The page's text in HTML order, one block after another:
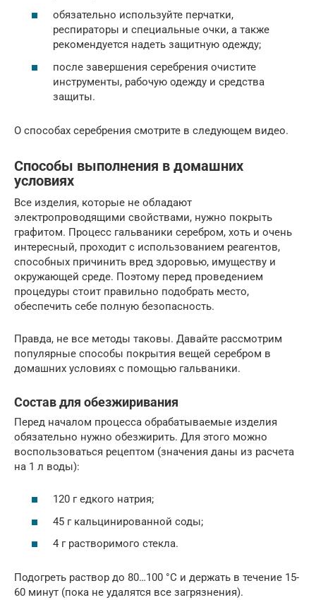
обязательно используйте перчатки,
респираторы и специальные очки, а также
рекомендуется надеть защитную одежду;
после завершения серебрения очистите
инструменты, рабочую одежду и средства
защиты.
О способах серебрения смотрите в следующем видео.
Способы выполнения в домашних
условиях
Все изделия, которые не обладают
электропроводящими свойствами, нужно покрыть
графитом. Процесс гальваники серебром, хоть и очень
интересный, проходит с использованием реагентов,
способных причинить вред здоровью, имуществу и
окружающей среде. Поэтому перед проведением
процедуры стоит правильно подобрать место,
обеспечить себе полную безопасность.
Правда, не все методы таковы. Давайте рассмотрим
популярные способы покрытия вещей серебром в
домашних условиях с помощью гальваники.
Состав для обезжиривания
Перед началом процесса обрабатываемые изделия
обязательно нужно обезжирить. Для этого можно
воспользоваться рецептом (значения даны из расчета
на 1 л воды):
120 г едкого натрия;
45 г кальцинированной соды;
4 г растворимого стекла.
Подогреть раствор до 80…100 °C и держать в течение 15-
60 минут (пока не удалятся все загрязнения).